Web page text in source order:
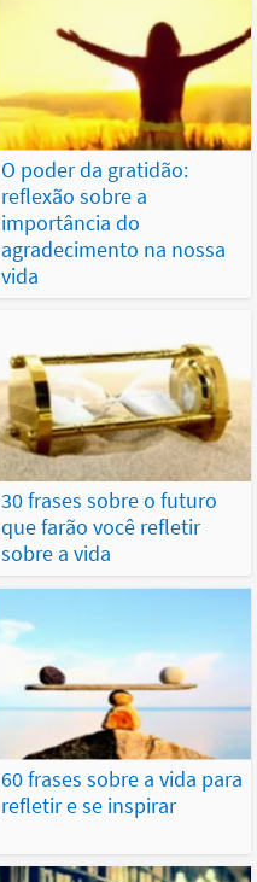
O poder da gratidão:
reflexão sobre a
importância do
agradecimento na nossa
vida
30 frases sobre o futuro
que farão você refletir
sobre a vida
60 frases sobre a vida para
refletir e se inspirar